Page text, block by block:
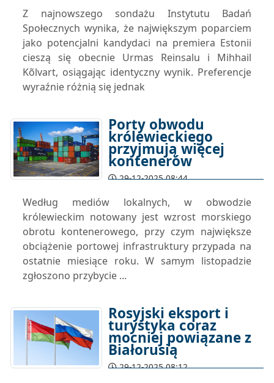
Z najnowszego sondażu Instytutu Badań
Społecznych wynika, że największym poparciem
jako potencjalni kandydaci na premiera Estonii
cieszą się obecnie Urmas Reinsalu i Mihhail
Kõlvart, osiągając identyczny wynik. Preferencje
wyraźnie różnią się jednak
Porty obwodu
królewieckiego
przyjmują więcej
kontenerów
29-12-2025 08:44
Według mediów lokalnych, w obwodzie
królewieckim notowany jest wzrost morskiego
obrotu kontenerowego, przy czym największe
obciążenie portowej infrastruktury przypada na
ostatnie miesiące roku. W samym listopadzie
zgłoszono przybycie ...
Rosyjski eksport i
turystyka coraz
mocniej powiązane z
Białorusią
29-12-2025 08:12